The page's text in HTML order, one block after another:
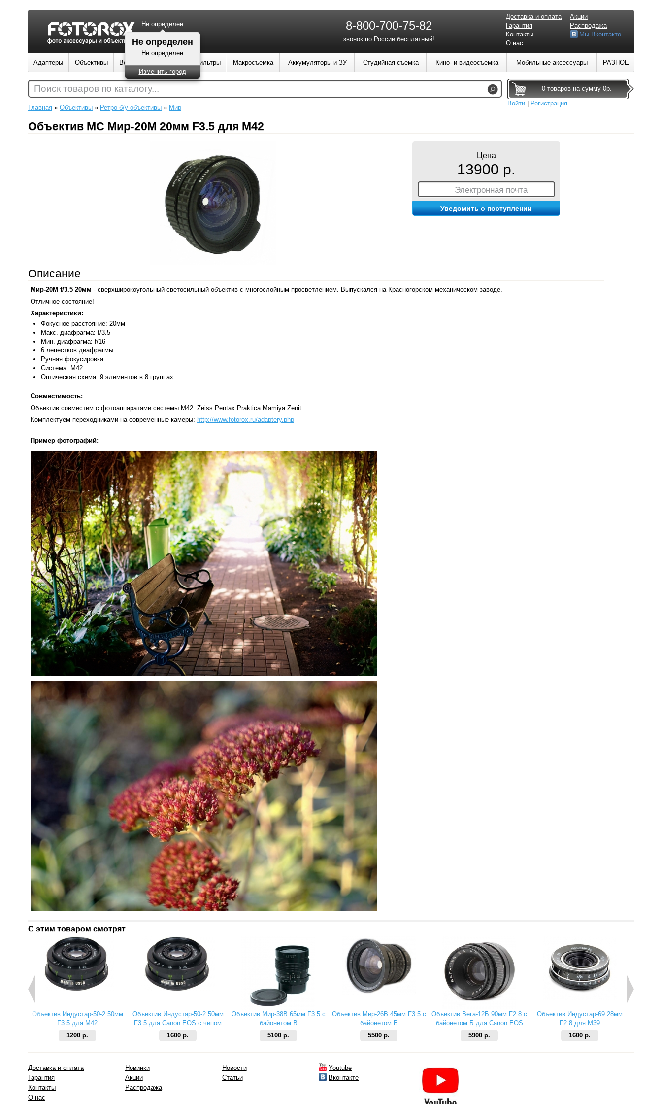
Главная » Объективы » Ретро б/у объективы » Мир
Объектив МС Мир-20М 20мм F3.5 для М42
Цена
13900 р.
Электронная почта
Описание
Мир-20М f/3.5 20мм - сверхширокоугольный светосильный объектив с многослойным просветлением. Выпускался на Красногорском механическом заводе.
Отличное состояние!
Характеристики:
Фокусное расстояние: 20мм
Макс. диафрагма: f/3.5
Мин. диафрагма: f/16
6 лепестков диафрагмы
Ручная фокусировка
Система: M42
Оптическая схема: 9 элементов в 8 группах
Совместимость:
Объектив совместим с фотоаппаратами системы М42: Zeiss Pentax Praktica Mamiya Zenit.
Комплектуем переходниками на современные камеры: http://www.fotorox.ru/adaptery.php
Пример фотографий:
С этим товаром смотрят
Объектив Индустар-50-2 50мм
F3.5 для M42
1200 р.
Объектив Индустар-50-2 50мм
F3.5 для Canon EOS с чипом
1600 р.
Объектив Мир-38В 65мм F3.5 с
байонетом В
5100 р.
Объектив Мир-26В 45мм F3.5 с
байонетом В
5500 р.
Объектив Вега-12Б 90мм F2.8 с
байонетом Б для Canon EOS
5900 р.
Объектив Индустар-69 28мм
F2.8 для M39
1600 р.
Не определен
Не определен
Не определен
Изменить город
8-800-700-75-82
звонок по России бесплатный!
Доставка и оплата
Гарантия
Контакты
О нас
Акции
Распродажа
Мы Вконтакте
Адаптеры Объективы Вспышки Фильтры Макросъемка Аккумуляторы и ЗУ Студийная съемка Кино- и видеосъемка Мобильные аксессуары РАЗНОЕ
0 товаров на сумму 0р.
Войти
Регистрация
Поиск товаров по каталогу...
Доставка и оплата
Гарантия
Контакты
О нас
Новинки
Акции
Распродажа
Новости
Статьи
Youtube
Вконтакте